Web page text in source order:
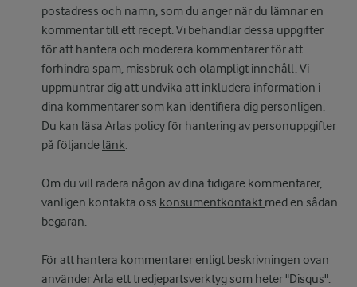
postadress och namn, som du anger när du lämnar en
kommentar till ett recept. Vi behandlar dessa uppgifter
för att hantera och moderera kommentarer för att
förhindra spam, missbruk och olämpligt innehåll. Vi
uppmuntrar dig att undvika att inkludera information i
dina kommentarer som kan identifiera dig personligen.
Du kan läsa Arlas policy för hantering av personuppgifter
på följande länk.
Om du vill radera någon av dina tidigare kommentarer,
vänligen kontakta oss konsumentkontakt med en sådan
begäran.
För att hantera kommentarer enligt beskrivningen ovan
använder Arla ett tredjepartsverktyg som heter "Disqus".